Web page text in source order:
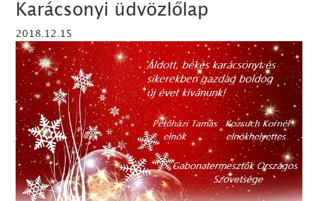
Karácsonyi üdvözlőlap
2018.12.15